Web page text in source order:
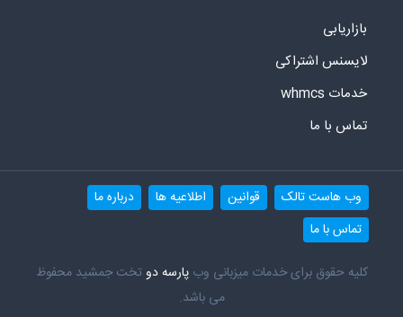
بازاریابی
لایسنس اشتراکی
خدمات whmcs
تماس با ما
وب هاست تالک قوانین اطلاعیه ها
درباره ما
تماس با ما
کلیه حقوق برای خدمات میزبانی وبپارسه دوتخت جمشید محفوظ
می باشد.